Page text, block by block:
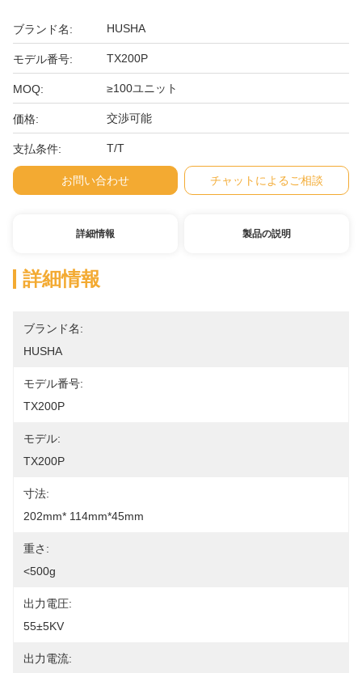
ブランド名: HUSHA
モデル番号: TX200P
MOQ: ≥100ユニット
価格: 交渉可能
支払条件: T/T
お問い合わせ チャットによるご相談
詳細情報 製品の説明
詳細情報
ブランド名:
HUSHA
モデル番号:
TX200P
モデル:
TX200P
寸法:
202mm* 114mm*45mm
重さ:
<500g
出力電圧:
55±5KV
出力電流: